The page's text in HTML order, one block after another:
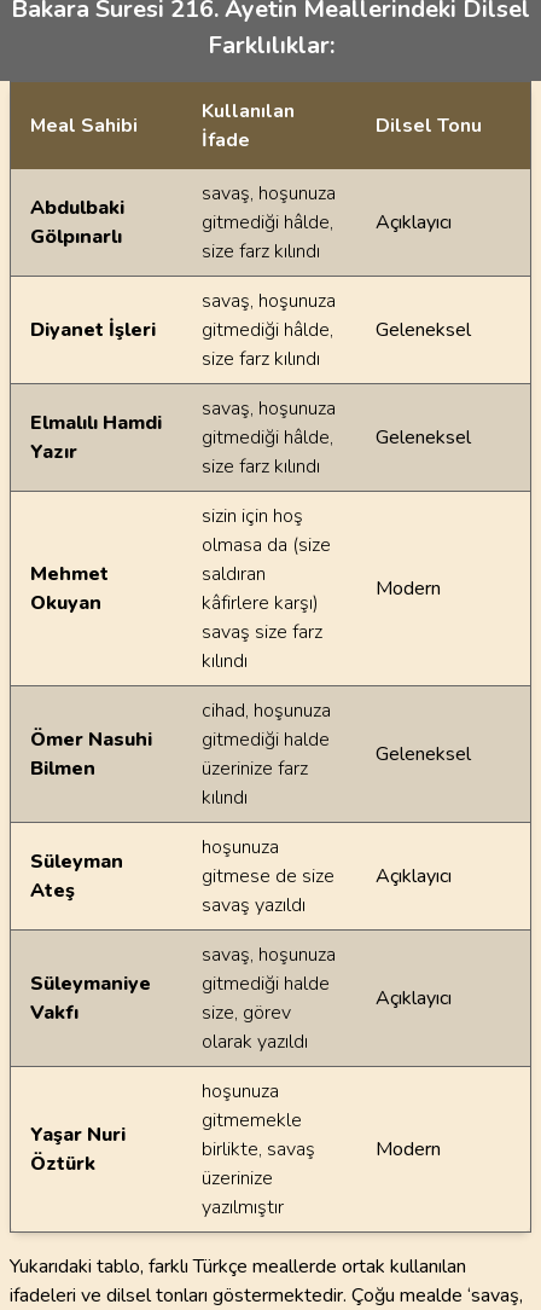
Bakara Suresi 216. Ayetin Meallerindeki Dilsel
Farklılıklar:
Ayetin meallerindeki dilsel farklılıklar
Meal Sahibi
Kullanılan
İfade
Dilsel Tonu
Abdulbaki
Gölpınarlı
savaş, hoşunuza
gitmediği hâlde,
size farz kılındı
Açıklayıcı
Diyanet İşleri
savaş, hoşunuza
gitmediği hâlde,
size farz kılındı
Geleneksel
Elmalılı Hamdi
Yazır
savaş, hoşunuza
gitmediği hâlde,
size farz kılındı
Geleneksel
Mehmet
Okuyan
sizin için hoş
olmasa da (size
saldıran
kâfirlere karşı)
savaş size farz
kılındı
Modern
Ömer Nasuhi
Bilmen
cihad, hoşunuza
gitmediği halde
üzerinize farz
kılındı
Geleneksel
Süleyman
Ateş
hoşunuza
gitmese de size
savaş yazıldı
Açıklayıcı
Süleymaniye
Vakfı
savaş, hoşunuza
gitmediği halde
size, görev
olarak yazıldı
Açıklayıcı
Yaşar Nuri
Öztürk
hoşunuza
gitmemekle
birlikte, savaş
üzerinize
yazılmıştır
Modern
Yukarıdaki tablo, farklı Türkçe meallerde ortak kullanılan
ifadeleri ve dilsel tonları göstermektedir. Çoğu mealde ‘savaş,